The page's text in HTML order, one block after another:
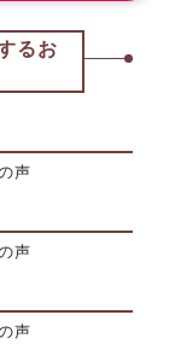
るお
声
声
声